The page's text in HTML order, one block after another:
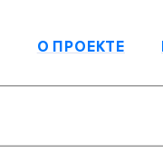
О ПРОЕКТЕ